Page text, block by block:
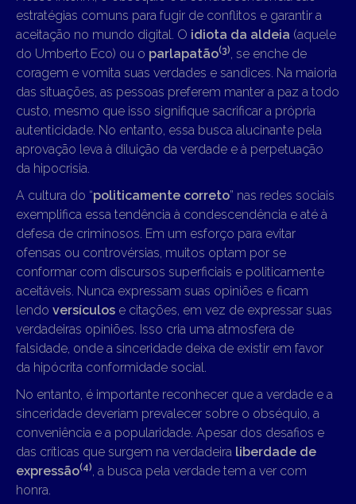
estratégias comuns para fugir de conflitos e garantir a
aceitação no mundo digital. O idiota da aldeia (aquele
do Umberto Eco) ou o parlapatão(3), se enche de
coragem e vomita suas verdades e sandices. Na maioria
das situações, as pessoas preferem manter a paz a todo
custo, mesmo que isso signifique sacrificar a própria
autenticidade. No entanto, essa busca alucinante pela
aprovação leva à diluição da verdade e à perpetuação
da hipocrisia.
A cultura do “politicamente correto” nas redes sociais
exemplifica essa tendência à condescendência e até à
defesa de criminosos. Em um esforço para evitar
ofensas ou controvérsias, muitos optam por se
conformar com discursos superficiais e politicamente
aceitáveis. Nunca expressam suas opiniões e ficam
lendo versículos e citações, em vez de expressar suas
verdadeiras opiniões. Isso cria uma atmosfera de
falsidade, onde a sinceridade deixa de existir em favor
da hipócrita conformidade social.
No entanto, é importante reconhecer que a verdade e a
sinceridade deveriam prevalecer sobre o obséquio, a
conveniência e a popularidade. Apesar dos desafios e
das críticas que surgem na verdadeira liberdade de
expressão(4), a busca pela verdade tem a ver com
honra.